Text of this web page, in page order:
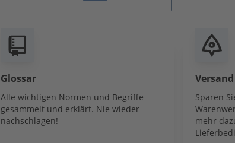
Glossar
Alle wichtigen Normen und Begriffe
gesammelt und erklärt. Nie wieder
nachschlagen!
Versand
Sparen
mehr